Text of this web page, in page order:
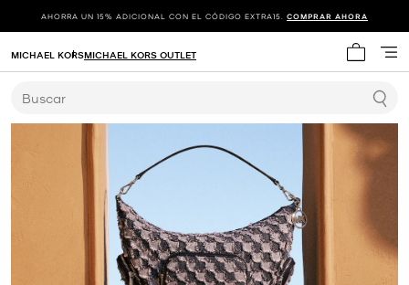
AHORRA UN 15% ADICIONAL CON EL CÓDIGO EXTRA15. COMPRAR AHORA
Mi
MICHAEL KORSMICHAEL KORS OUTLET
Buscar